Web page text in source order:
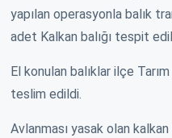
yapılan operasyonla balık
adet Kalkan balığı tespit
El konulan balıklar ilçe
teslim edildi.
Avlanması yasak olan kalkan